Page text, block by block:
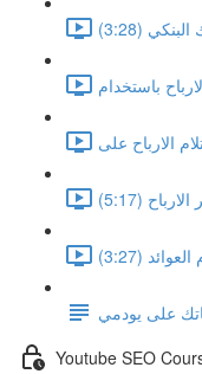
(3:28)
(5:17)
(3:27)
على يودمي